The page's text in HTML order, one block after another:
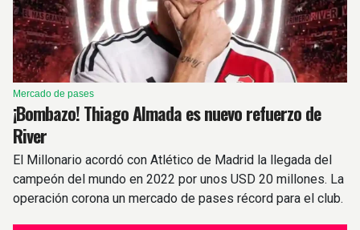
Mercado de pases
¡Bombazo! Thiago Almada es nuevo refuerzo de
River
El Millonario acordó con Atlético de Madrid la llegada del
campeón del mundo en 2022 por unos USD 20 millones. La
operación corona un mercado de pases récord para el club.